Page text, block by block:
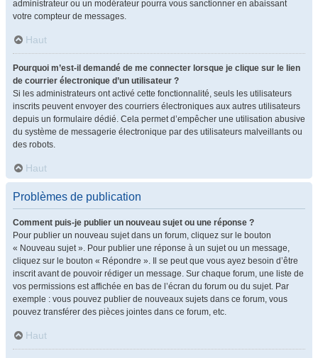
administrateur ou un modérateur pourra vous sanctionner en abaissant
votre compteur de messages.
Haut
Pourquoi m’est-il demandé de me connecter lorsque je clique sur le lien
de courrier électronique d’un utilisateur ?
Si les administrateurs ont activé cette fonctionnalité, seuls les utilisateurs
inscrits peuvent envoyer des courriers électroniques aux autres utilisateurs
depuis un formulaire dédié. Cela permet d’empêcher une utilisation abusive
du système de messagerie électronique par des utilisateurs malveillants ou
des robots.
Haut
Problèmes de publication
Comment puis-je publier un nouveau sujet ou une réponse ?
Pour publier un nouveau sujet dans un forum, cliquez sur le bouton
« Nouveau sujet ». Pour publier une réponse à un sujet ou un message,
cliquez sur le bouton « Répondre ». Il se peut que vous ayez besoin d’être
inscrit avant de pouvoir rédiger un message. Sur chaque forum, une liste de
vos permissions est affichée en bas de l’écran du forum ou du sujet. Par
exemple : vous pouvez publier de nouveaux sujets dans ce forum, vous
pouvez transférer des pièces jointes dans ce forum, etc.
Haut